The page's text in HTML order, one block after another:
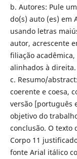
b. Autores: Pule
do(s) auto (es) em
usando letras
autor, acrescente
filiação
alinhados à direita.
c. Resumo/
coerente e coesa,
versão [português
objetivo do
conclusão. O texto
Corpo 11
fonte Arial itálico